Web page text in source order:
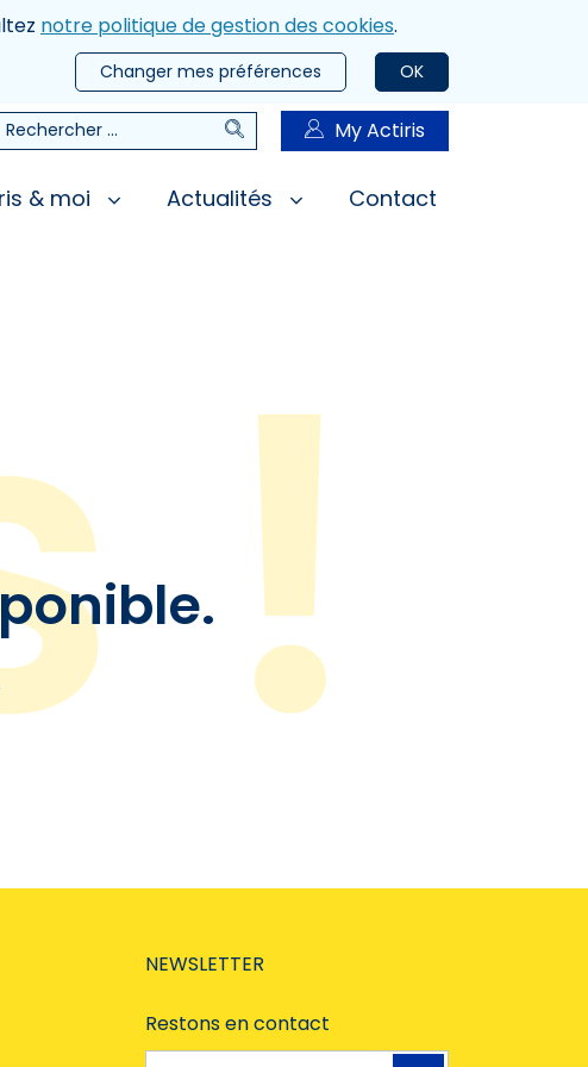
notre politique de gestion des cookies.
OK
Changer mes préférences
RechercherMy Actiris
& moi Actualités Contact
NEWSLETTER
Restons en contact